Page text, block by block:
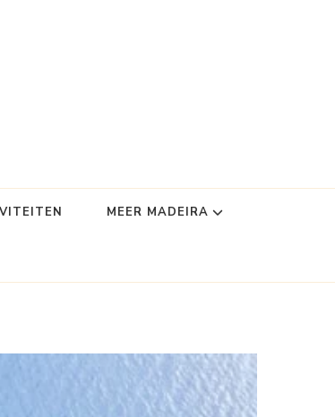
MEER MADEIRA